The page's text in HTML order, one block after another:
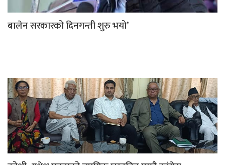
बालेन सरकारको दिनगन्ती शुरु भयो’